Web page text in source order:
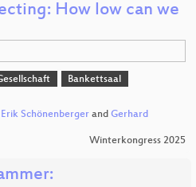
How low can we
Bankettsaal
Erik Schönenberger and Gerhard
Winterkongress 2025